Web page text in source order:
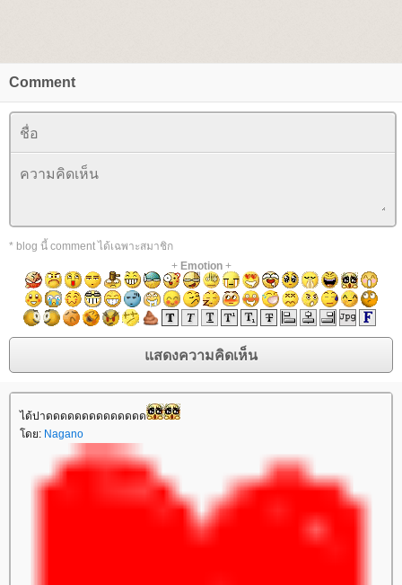
Comment
* blog นี้ comment ได้เฉพาะสมาชิก
+ Emotion+
ได้ปาดดดดดดดดดดดดดด
ดย: Nagano